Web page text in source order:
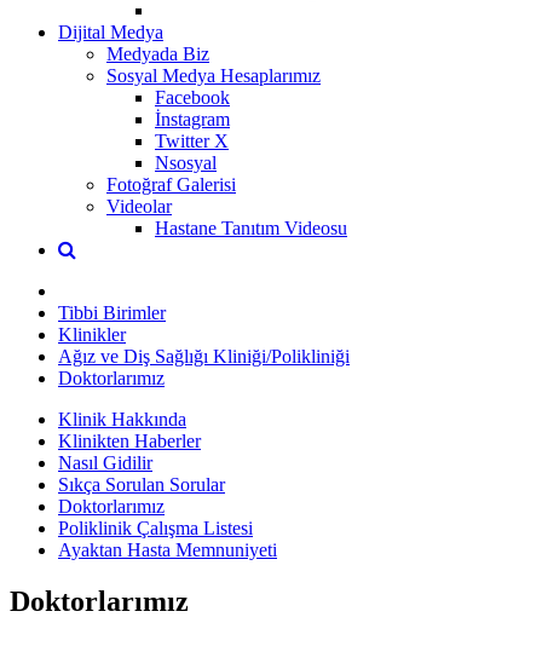
Dijital Medya
Medyada Biz
Sosyal Medya Hesaplarımız
Facebook
İnstagram
Twitter X
Nsosyal
Fotoğraf Galerisi
Videolar
Hastane Tanıtım Videosu
Tibbi Birimler
Klinikler
Ağız ve Diş Sağlığı Kliniği/Polikliniği
Doktorlarımız
Klinik Hakkında
Klinikten Haberler
Nasıl Gidilir
Sıkça Sorulan Sorular
Doktorlarımız
Poliklinik Çalışma Listesi
Ayaktan Hasta Memnuniyeti
Doktorlarımız